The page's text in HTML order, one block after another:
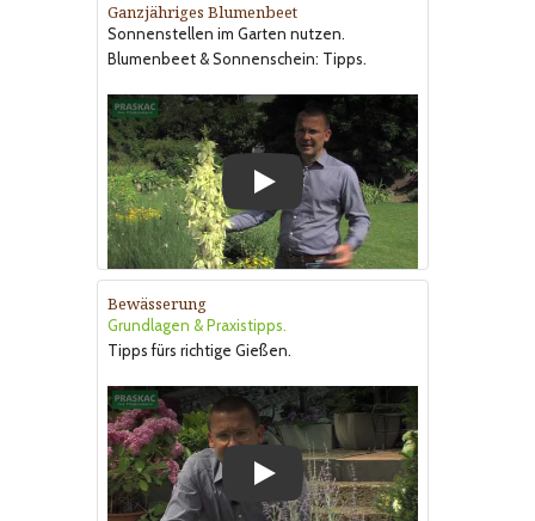
Ganzjähriges Blumenbeet
Sonnenstellen im Garten nutzen.
Blumenbeet & Sonnenschein: Tipps.
Bewässerung
Grundlagen & Praxistipps.
Tipps fürs richtige Gießen.